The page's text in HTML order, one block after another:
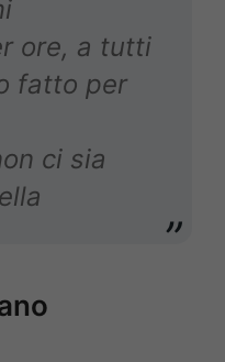
ore, a tutti
fatto per
ci sia